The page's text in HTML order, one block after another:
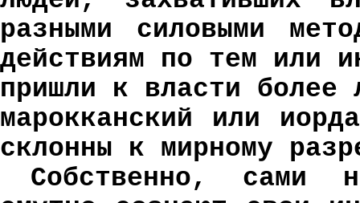
разными силовыми
действиям по тем или
пришли к власти более
марокканский или
склонны к мирному
Собственно, сами